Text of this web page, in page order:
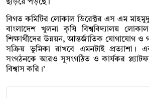
ছড়িয়ে পড়ছে।
বিগত কমিটির লোকাল ডিরেক্টর এস এম
বাংলাদেশ খুলনা কৃষি বিশ্ববিদ্যালয়
শিক্ষার্থীদের উন্নয়ন, আন্তর্জাতিক যোগাযোগ ও
সক্রিয় ভূমিকা রাখবে এমনটাই প্রত্যাশা।
সংগঠনকে আরও সুসংগঠিত ও কার্যকর
বিশ্বাস করি।’